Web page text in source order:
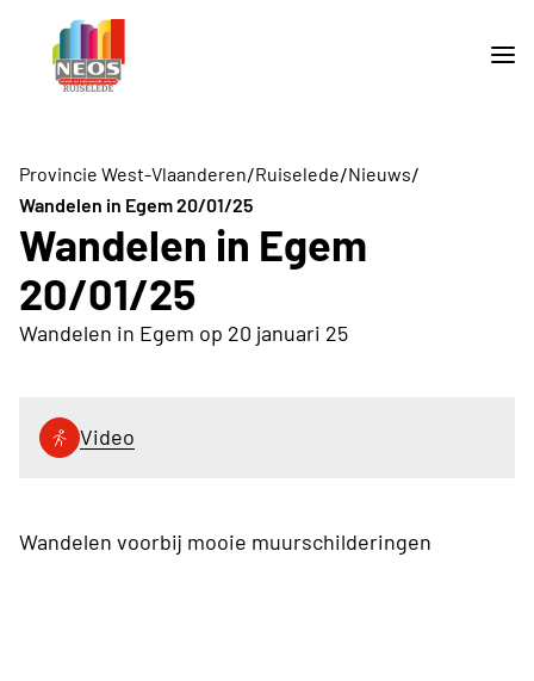
Provincie West-Vlaanderen/Ruiselede/Nieuws/
Wandelen in Egem 20/01/25
Wandelen in Egem
20/01/25
Wandelen in Egem op 20 januari 25
Video
Wandelen voorbij mooie muurschilderingen